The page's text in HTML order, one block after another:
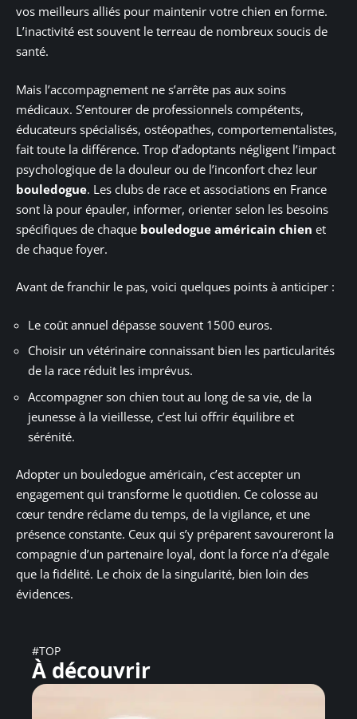
vos meilleurs alliés pour maintenir votre chien en forme.
L’inactivité est souvent le terreau de nombreux soucis de
santé.
Mais l’accompagnement ne s’arrête pas aux soins
médicaux. S’entourer de professionnels compétents,
éducateurs spécialisés, ostéopathes, comportementalistes,
fait toute la différence. Trop d’adoptants négligent l’impact
psychologique de la douleur ou de l’inconfort chez leur
bouledogue. Les clubs de race et associations en France
sont là pour épauler, informer, orienter selon les besoins
spécifiques de chaque bouledogue américain chien et
de chaque foyer.
Avant de franchir le pas, voici quelques points à anticiper :
Le coût annuel dépasse souvent 1500 euros.
Choisir un vétérinaire connaissant bien les particularités
de la race réduit les imprévus.
Accompagner son chien tout au long de sa vie, de la
jeunesse à la vieillesse, c’est lui offrir équilibre et
sérénité.
Adopter un bouledogue américain, c’est accepter un
engagement qui transforme le quotidien. Ce colosse au
cœur tendre réclame du temps, de la vigilance, et une
présence constante. Ceux qui s’y préparent savoureront la
compagnie d’un partenaire loyal, dont la force n’a d’égale
que la fidélité. Le choix de la singularité, bien loin des
évidences.
#TOP
À découvrir